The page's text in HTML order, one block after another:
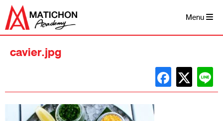
Skip
content
Menu
cavier.jpg